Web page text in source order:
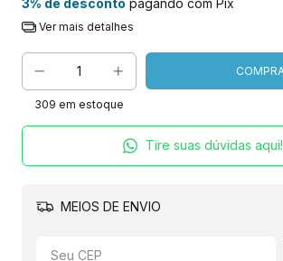
3% de desconto pagando com Pix
Ver mais detalhes
309 em estoque
Tire suas dúvidas aqui!
MEIOS DE ENVIO